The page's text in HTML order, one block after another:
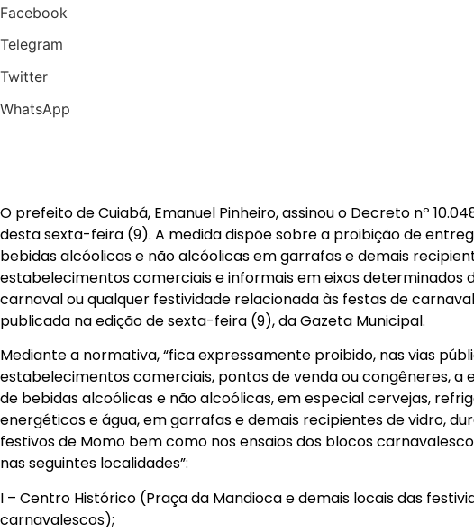
Facebook
Telegram
Twitter
WhatsApp
O prefeito de Cuiabá, Emanuel Pinheiro, assinou o Decreto nº
desta sexta-feira (9). A medida dispõe sobre a proibição de
bebidas alcóolicas e não alcóolicas em garrafas e demais
estabelecimentos comerciais e informais em eixos determinados
carnaval ou qualquer festividade relacionada às festas de
publicada na edição de sexta-feira (9), da Gazeta Municipal.
Mediante a normativa, “fica expressamente proibido, nas vias
estabelecimentos comerciais, pontos de venda ou congêneres, a
de bebidas alcoólicas e não alcoólicas, em especial cervejas,
energéticos e água, em garrafas e demais recipientes de vidro,
festivos de Momo bem como nos ensaios dos blocos
nas seguintes localidades”:
I – Centro Histórico (Praça da Mandioca e demais locais das
carnavalescos);